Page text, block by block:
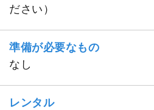
ださい）
準備が必要なもの
なし
レンタル